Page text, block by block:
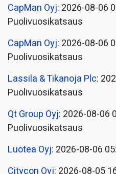
CapMan Oyj: 2026-08-06
Puolivuosikatsaus
CapMan Oyj: 2026-08-06
Puolivuosikatsaus
Lassila & Tikanoja Plc:
Puolivuosikatsaus
Qt Group Oyj: 2026-08-06
Puolivuosikatsaus
Luotea Oyj: 2026-08-06
Citycon Oyj: 2026-08-05